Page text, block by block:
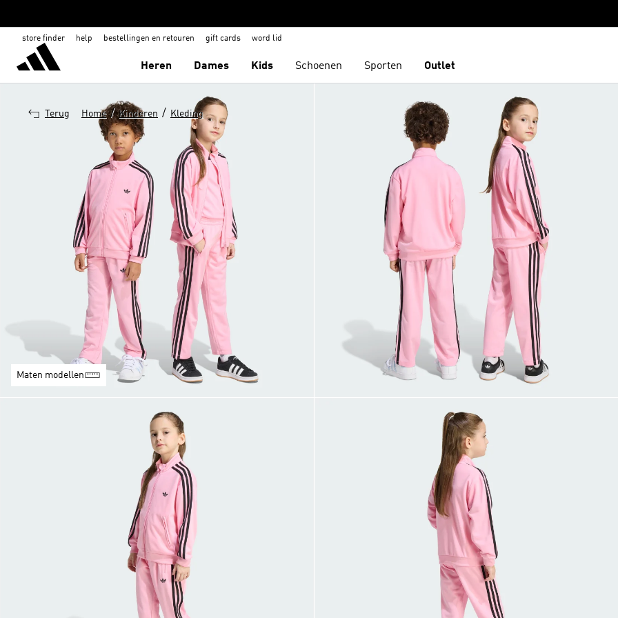
store finder help bestellingen en retouren gift cards word lid
Heren Dames Kids Schoenen Sporten Outlet
Terug Home / Kinderen / Kleding
Maten modellen